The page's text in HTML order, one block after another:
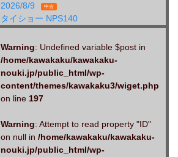
2026/8/9
中古
タイショー NPS140
Warning: Undefined variable $post in
/home/kawakaku/kawakaku-
nouki.jp/public_html/wp-
content/themes/kawakaku3/wiget.php
on line 197
Warning: Attempt to read property "ID"
on null in /home/kawakaku/kawakaku-
nouki.jp/public_html/wp-